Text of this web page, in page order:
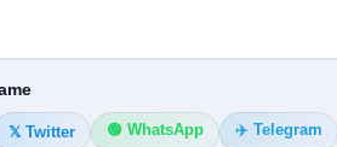
𝕏 Twitter 🟢 WhatsApp ✈️ Telegram